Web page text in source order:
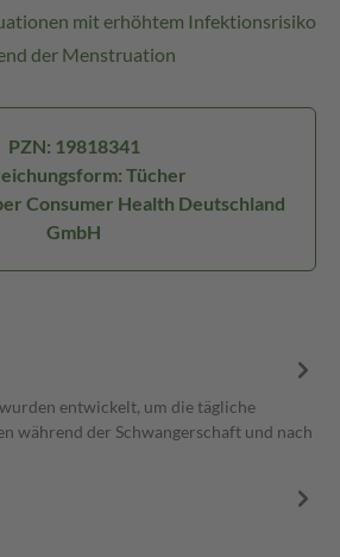
mit erhöhtem Infektionsrisiko
der Menstruation
PZN: 19818341
Tücher
Consumer Health Deutschland
GmbH
entwickelt, um die tägliche
während der Schwangerschaft und nach